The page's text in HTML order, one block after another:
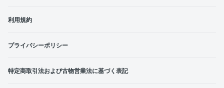
利用規約
プライバシーポリシー
特定商取引法および古物営業法に基づく表記